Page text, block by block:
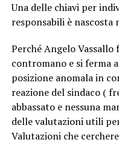
Una delle chiavi per
responsabili è nascosta
Perché Angelo
contromano e si ferma
posizione anomala in
reazione del sindaco (
abbassato e nessuna
delle valutazioni utili
Valutazioni che